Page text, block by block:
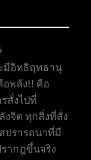
มีอิทธิฤทธานุ
พลัง!! คือ
สั่งไปที่
จิต ทุกสิ่งที่สั่ง
ปรารถนาที่มี
ากฎขึ้นจริง